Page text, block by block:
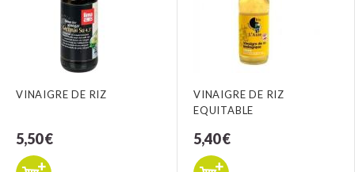
VINAIGRE DE RIZ
5,50 €
VINAIGRE DE RIZ
EQUITABLE
5,40 €